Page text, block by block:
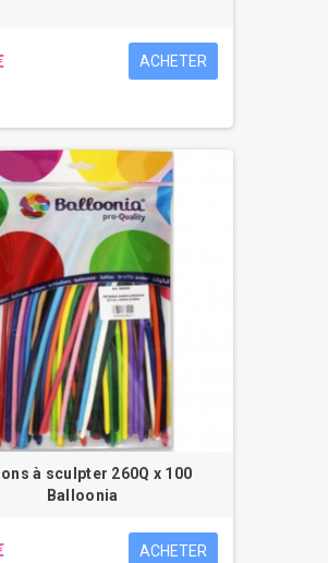
ACHETER
à sculpter 260Q x 100
Balloonia
ACHETER